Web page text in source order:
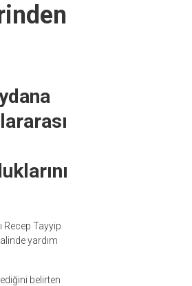
Recep Tayyip
yardım
belirten